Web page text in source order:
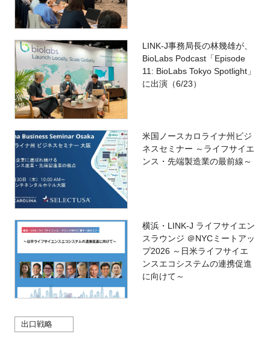
LINK-J事務局長の林幾雄が、
BioLabs Podcast「Episode
11: BioLabs Tokyo Spotlight」
に出演（6/23）
米国ノースカロライナ州ビジ
ネスセミナー ～ライフサイエ
ンス・先端製造業の最前線～
横浜・LINK-J ライフサイエン
スラウンジ ＠NYCミートアッ
プ2026 ～日米ライフサイエ
ンスエコシステムの連携促進
に向けて～
出口戦略